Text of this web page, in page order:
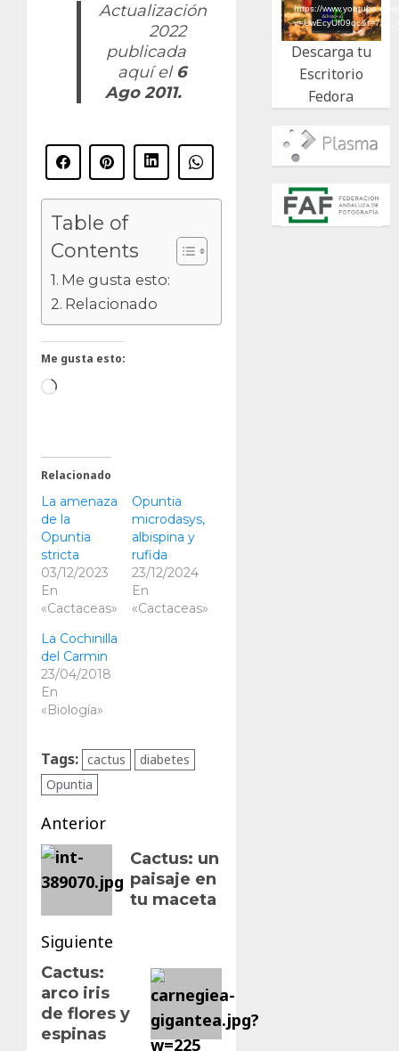
Actualización
2022
publicada
aquí el 6
Ago 2011.
Table of
Contents
Me gusta esto:
Relacionado
Me gusta esto:
Cargando...
Relacionado
La amenaza
de la
Opuntia
stricta
03/12/2023
En
«Cactaceas»
Opuntia
microdasys,
albispina y
rufida
23/12/2024
En
«Cactaceas»
La Cochinilla
del Carmin
23/04/2018
En
«Biología»
Tags: cactus
diabetes
Opuntia
Navegación
de
entradas
Anterior
Entrada
anterior:
Cactus: un
paisaje en
tu maceta
Siguiente
Siguiente
entrada:
Cactus:
arco iris
de flores y
espinas
https://
Descarga tu
Escritorio
Fedora